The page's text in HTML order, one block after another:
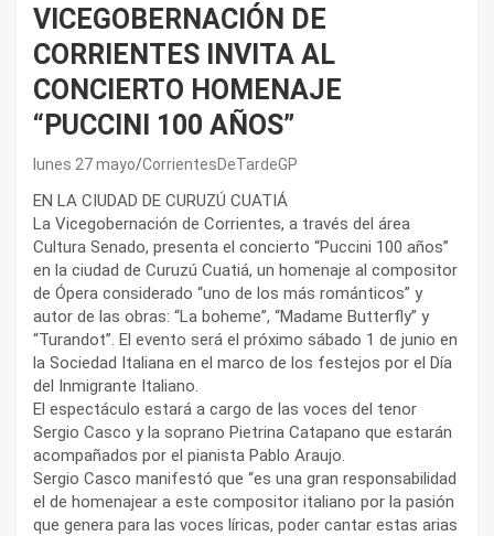
VICEGOBERNACIÓN DE
CORRIENTES INVITA AL
CONCIERTO HOMENAJE
“PUCCINI 100 AÑOS”
lunes 27 mayo CorrientesDeTardeGP
EN LA CIUDAD DE CURUZÚ CUATIÁ
La Vicegobernación de Corrientes, a través del área
Cultura Senado, presenta el concierto “Puccini 100 años”
en la ciudad de Curuzú Cuatiá, un homenaje al compositor
de Ópera considerado “uno de los más románticos” y
autor de las obras: “La boheme”, “Madame Butterfly” y
“Turandot”. El evento será el próximo sábado 1 de junio en
la Sociedad Italiana en el marco de los festejos por el Día
del Inmigrante Italiano.
El espectáculo estará a cargo de las voces del tenor
Sergio Casco y la soprano Pietrina Catapano que estarán
acompañados por el pianista Pablo Araujo.
Sergio Casco manifestó que “es una gran responsabilidad
el de homenajear a este compositor italiano por la pasión
que genera para las voces líricas, poder cantar estas arias